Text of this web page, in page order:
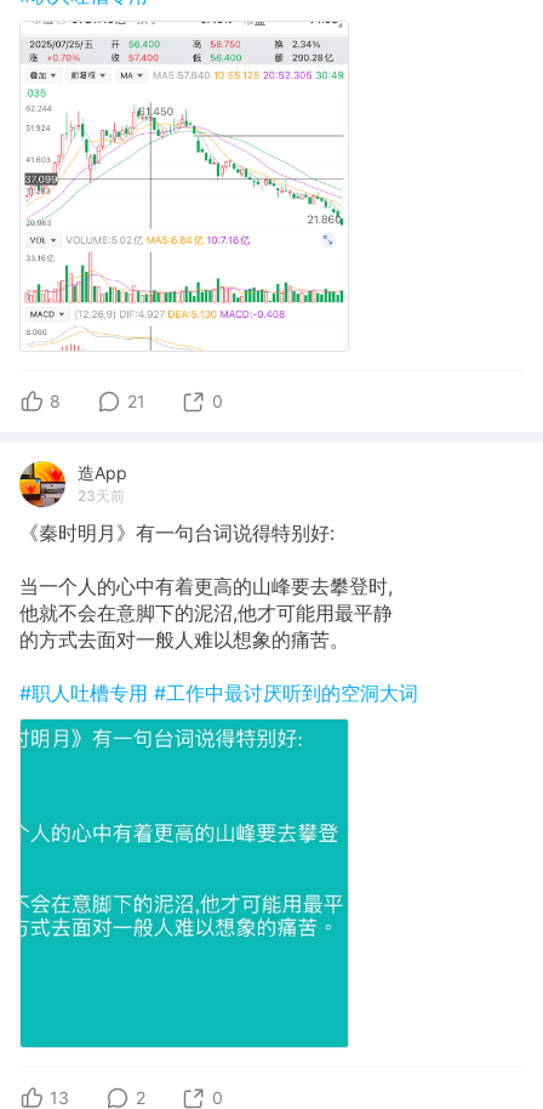
8 21 0
造App
23天前
《秦时明月》有一句台词说得特别好:
当一个人的心中有着更高的山峰要去攀登时,
他就不会在意脚下的泥沼,他才可能用最平静
的方式去面对一般人难以想象的痛苦。
#职人吐槽专用 #工作中最讨厌听到的空洞大词
13 2 0